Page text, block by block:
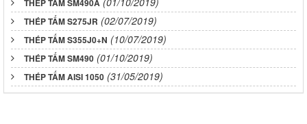
THÉP TẤM SM490A
THÉP TẤM S275JR (02/07/2019)
THÉP TẤM S355J0+N (10/07/2019)
THÉP TẤM SM490 (01/10/2019)
THÉP TẤM AISI 1050 (31/05/2019)